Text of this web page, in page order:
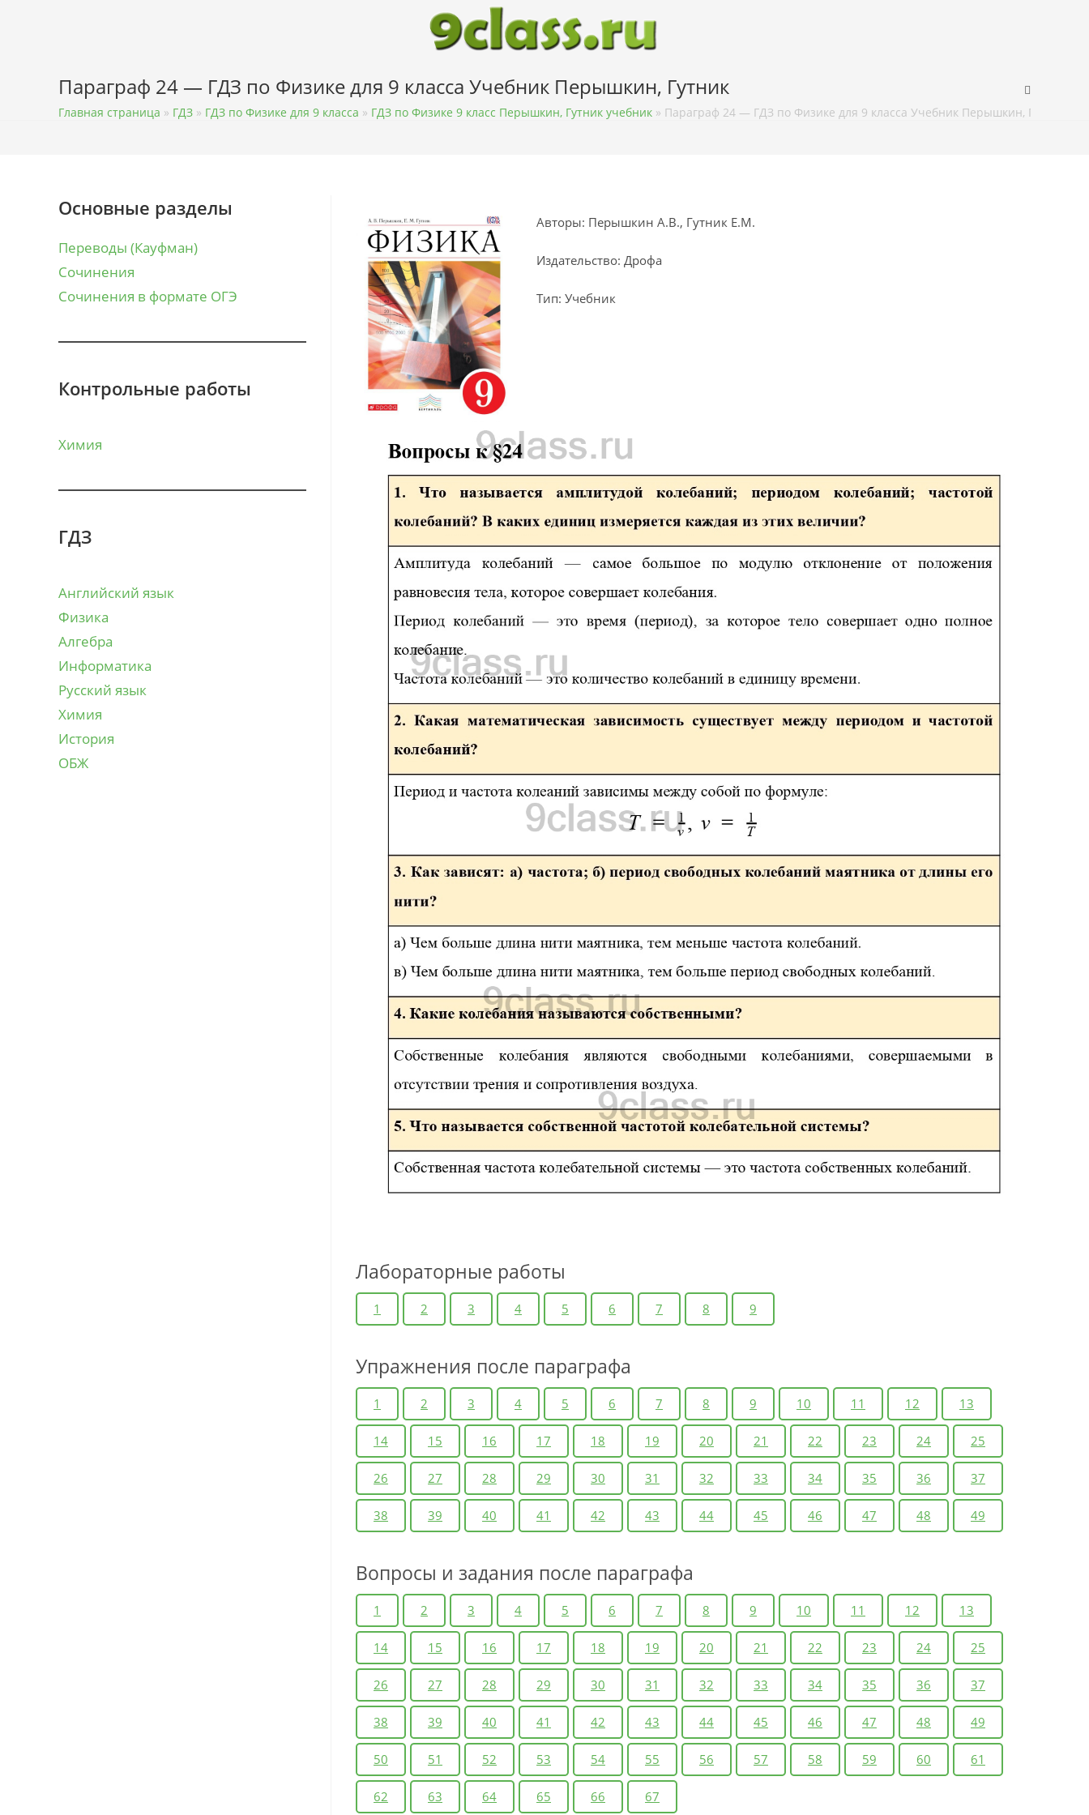
Параграф 24 — ГДЗ по Физике для 9 класса Учебник Перышкин, Гутник
Главная страница » ГДЗ » ГДЗ по Физике для 9 класса » ГДЗ по Физике 9 класс Перышкин, Гутник учебник » Параграф 24 — ГДЗ по Физике для 9 класса Учебник Перышкин, Гутник
Основные разделы
Переводы (Кауфман)
Сочинения
Сочинения в формате ОГЭ
Контрольные работы
Химия
ГДЗ
Английский язык
Физика
Алгебра
Информатика
Русский язык
Химия
История
ОБЖ
Авторы: Перышкин А.В., Гутник Е.М.
Издательство: Дрофа
Тип: Учебник
Лабораторные работы
1 2 3 4 5 6 7 8 9
Упражнения после параграфа
1 2 3 4 5 6 7 8 9 10 11 12 13
14 15 16 17 18 19 20 21 22 23 24 25
26 27 28 29 30 31 32 33 34 35 36 37
38 39 40 41 42 43 44 45 46 47 48 49
Вопросы и задания после параграфа
1 2 3 4 5 6 7 8 9 10 11 12 13
14 15 16 17 18 19 20 21 22 23 24 25
26 27 28 29 30 31 32 33 34 35 36 37
38 39 40 41 42 43 44 45 46 47 48 49
50 51 52 53 54 55 56 57 58 59 60 61
62 63 64 65 66 67